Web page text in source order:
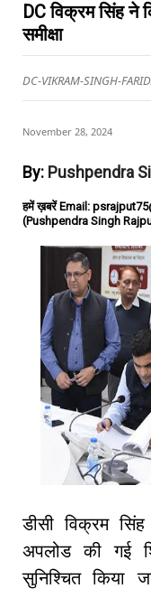
DC विक्रम सिंह ने
समीक्षा
DC-VIKRAM-SINGH-
November 28, 2024
By: Pushpendra
हमें ख़बरें Email:
(Pushpendra Singh
डीसी विक्रम
अपलोड की गई
सुनिश्चित किया